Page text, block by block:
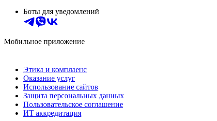
Боты для уведомлений
Мобильное приложение
Этика и комплаенс
Оказание услуг
Использование сайтов
Защита персональных данных
Пользовательское соглашение
ИТ аккредитация